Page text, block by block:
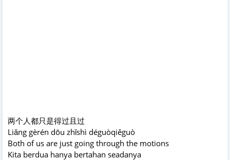
两个人都只是得过且过
Liǎng gèrén dōu zhǐshì déguòqiěguò
Both of us are just going through the motions
Kita berdua hanya bertahan seadanya